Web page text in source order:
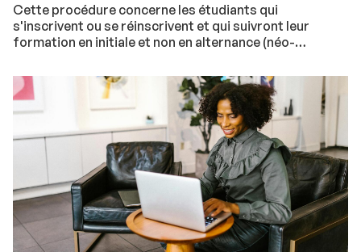
Cette procédure concerne les étudiants qui
s'inscrivent ou se réinscrivent et qui suivront leur
formation en initiale et non en alternance (néo-